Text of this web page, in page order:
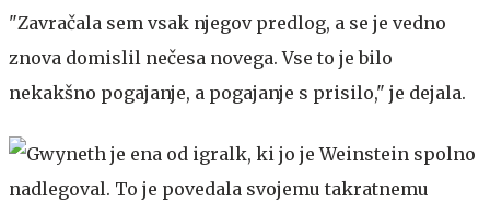
"Zavračala sem vsak njegov predlog, a se je vedno
znova domislil nečesa novega. Vse to je bilo
nekakšno pogajanje, a pogajanje s prisilo," je dejala.